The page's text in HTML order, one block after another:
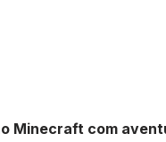
Minecraft com